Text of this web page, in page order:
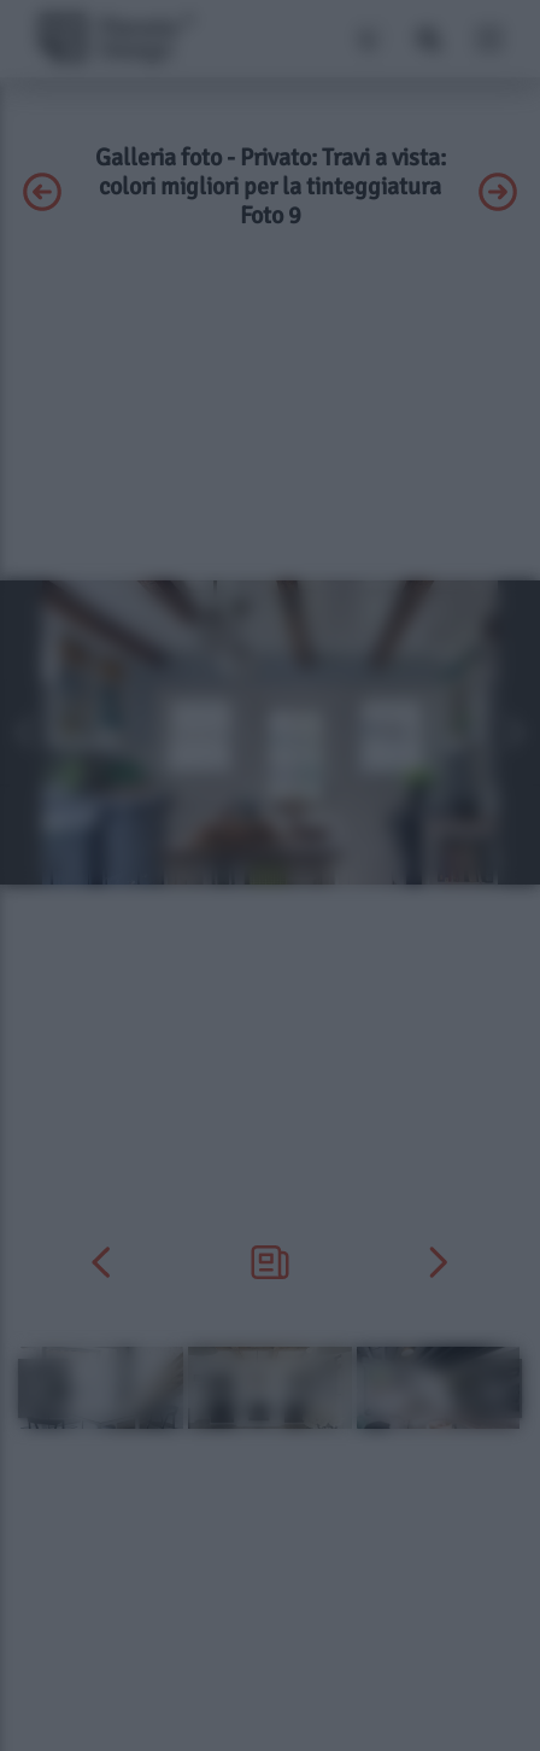
Galleria foto - Privato: Travi a vista:
colori migliori per la tinteggiatura
Foto 9